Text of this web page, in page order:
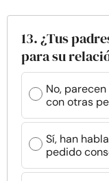
13. ¿Tus
para su
No,
con otras
Sí, han
pedido